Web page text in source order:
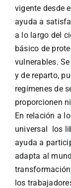
vigente desde
ayuda a
a lo largo del
básico de
vulnerables.
y de reparto,
regímenes de
proporcionen
En relación a
universal los
ayuda a
adapta al
los